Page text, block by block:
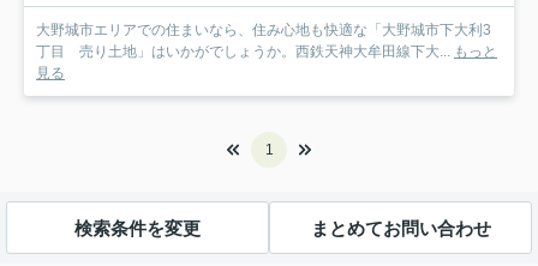
大野城市エリアでの住まいなら、住み心地も快適な「大野城市下大利3
丁目 売り土地」はいかがでしょうか。西鉄天神大牟田線下大... もっと
見る
1
検索条件を変更 まとめてお問い合わせ